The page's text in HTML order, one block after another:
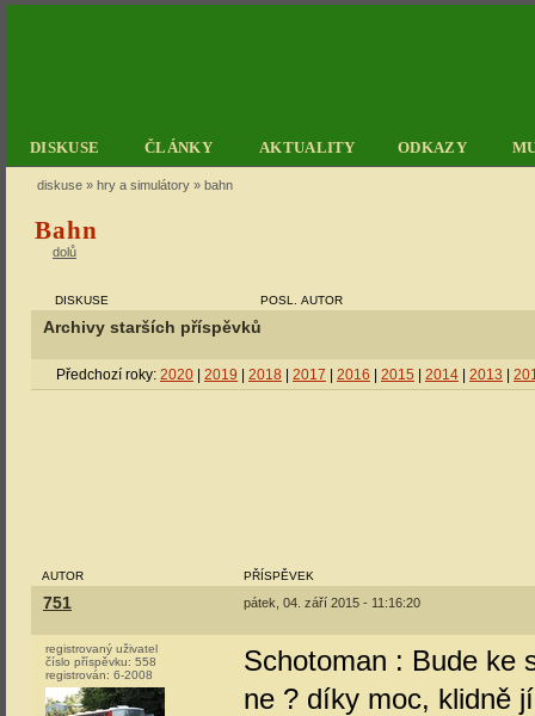
DISKUSE ČLÁNKY AKTUALITY ODKAZY
diskuse » hry a simulátory » bahn
Bahn
dolů
DISKUSE POSL. AUTOR
Archivy starších příspěvků
Předchozí roky: 2020 2019 2018 2017 2016 2015 2014 2013
AUTOR PŘÍSPĚVEK
751 pátek, 04. září 2015 - 11:16:20
registrovaný uživatel
číslo příspěvku: 558
registrován: 6-2008
Schotoman : Bude ke
ne ? díky moc, klidně